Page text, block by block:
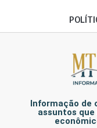
Informação de
assuntos